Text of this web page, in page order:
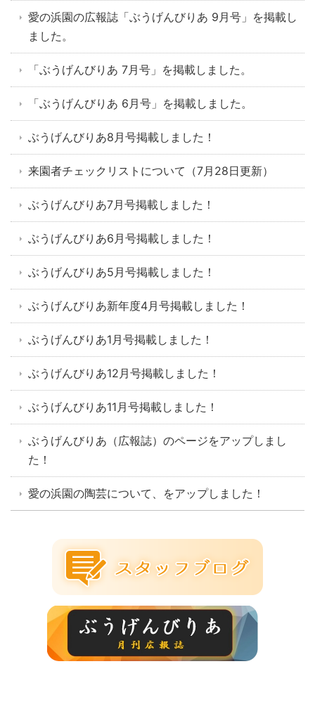
愛の浜園の広報誌「ぶうげんびりあ 9月号」を掲載し
ました。
「ぶうげんびりあ 7月号」を掲載しました。
「ぶうげんびりあ 6月号」を掲載しました。
ぶうげんびりあ8月号掲載しました！
来園者チェックリストについて（7月28日更新）
ぶうげんびりあ7月号掲載しました！
ぶうげんびりあ6月号掲載しました！
ぶうげんびりあ5月号掲載しました！
ぶうげんびりあ新年度4月号掲載しました！
ぶうげんびりあ1月号掲載しました！
ぶうげんびりあ12月号掲載しました！
ぶうげんびりあ11月号掲載しました！
ぶうげんびりあ（広報誌）のページをアップしまし
た！
愛の浜園の陶芸について、をアップしました！